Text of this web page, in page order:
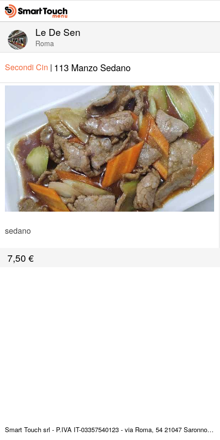
Le De Sen
Roma
Secondi Cin | 113 Manzo Sedano
sedano
7,50 €
Smart Touch srl - P.IVA IT-03357540123 - via Roma, 54 21047 Saronno (VA) ITALY